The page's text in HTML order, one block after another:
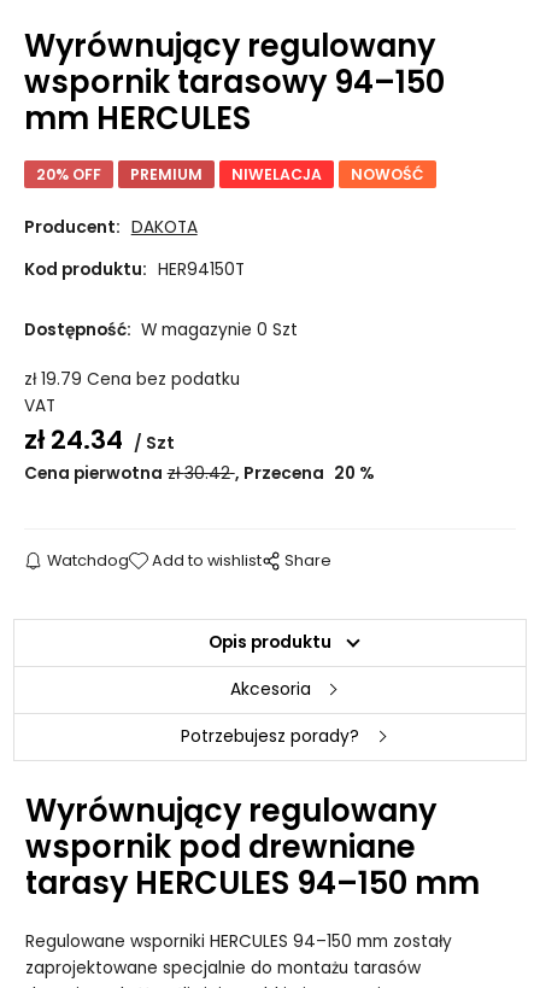
Wyrównujący regulowany
wspornik tarasowy 94–150
mm HERCULES
20% OFF PREMIUM NIWELACJA NOWOŚĆ
Producent: DAKOTA
Kod produktu: HER94150T
Dostępność: W magazynie 0 Szt
zł19.79 Cena bez podatku
VAT
zł24.34
Szt
Cena pierwotna zł30.42 Przecena 20 %
Watchdog Add to wishlist Share
Opis produktu
Akcesoria
Potrzebujesz porady?
Wyrównujący regulowany
wspornik pod drewniane
tarasy HERCULES 94–150 mm
Regulowane wsporniki HERCULES 94–150 mm zostały
zaprojektowane specjalnie do montażu tarasów